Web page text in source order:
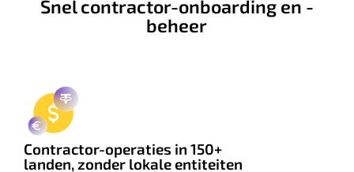
Snel contractor-onboarding en -
beheer
Contractor-operaties in 150+
landen, zonder lokale entiteiten